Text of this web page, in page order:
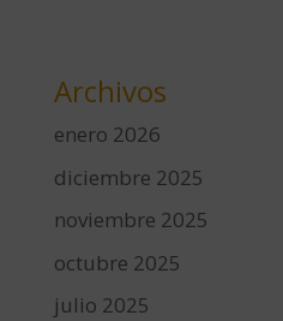
Archivos
enero 2026
diciembre 2025
noviembre 2025
octubre 2025
julio 2025